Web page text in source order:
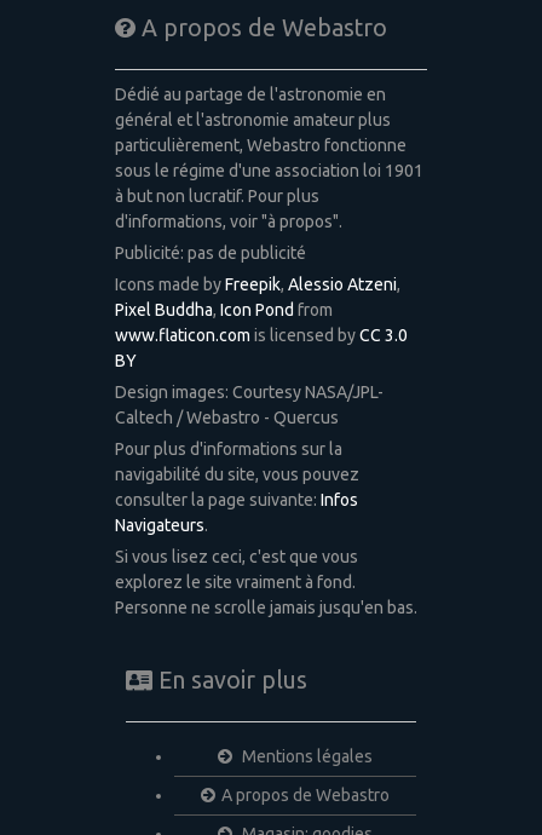
A propos de Webastro
Dédié au partage de l'astronomie en
général et l'astronomie amateur plus
particulièrement, Webastro fonctionne
sous le régime d'une association loi 1901
à but non lucratif. Pour plus
d'informations, voir "à propos".
Publicité: pas de publicité
Icons made byFreepik, Alessio Atzeni,
Pixel Buddha, Icon Pond from
www.flaticon.com is licensed byCC 3.0
BY
Design images: Courtesy NASA/JPL-
Caltech / Webastro - Quercus
Pour plus d'informations sur la
navigabilité du site, vous pouvez
consulter la page suivante: Infos
Navigateurs.
Si vous lisez ceci, c'est que vous
explorez le site vraiment à fond.
Personne ne scrolle jamais jusqu'en bas.
En savoir plus
Mentions légales
A propos de Webastro